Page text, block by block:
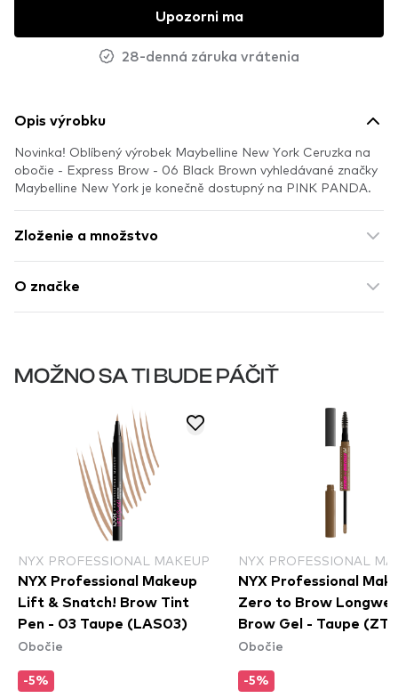
Upozorni ma
28-denná záruka vrátenia
Opis výrobku
Novinka! Oblíbený výrobek Maybelline New York Ceruzka na
obočie - Express Brow - 06 Black Brown vyhledávané značky
Maybelline New York je konečně dostupný na PINK PANDA.
Zloženie a množstvo
O značke
MOŽNO SA TI BUDE PÁČIŤ
NYX PROFESSIONAL MAKEUP
NYX Professional Makeup
Lift & Snatch! Brow Tint
Pen - 03 Taupe (LAS03)
Obočie
-5%
NYX PROFESSIONAL
NYX Professional
Zero to Brow
Brow Gel - Taupe
Obočie
-5%